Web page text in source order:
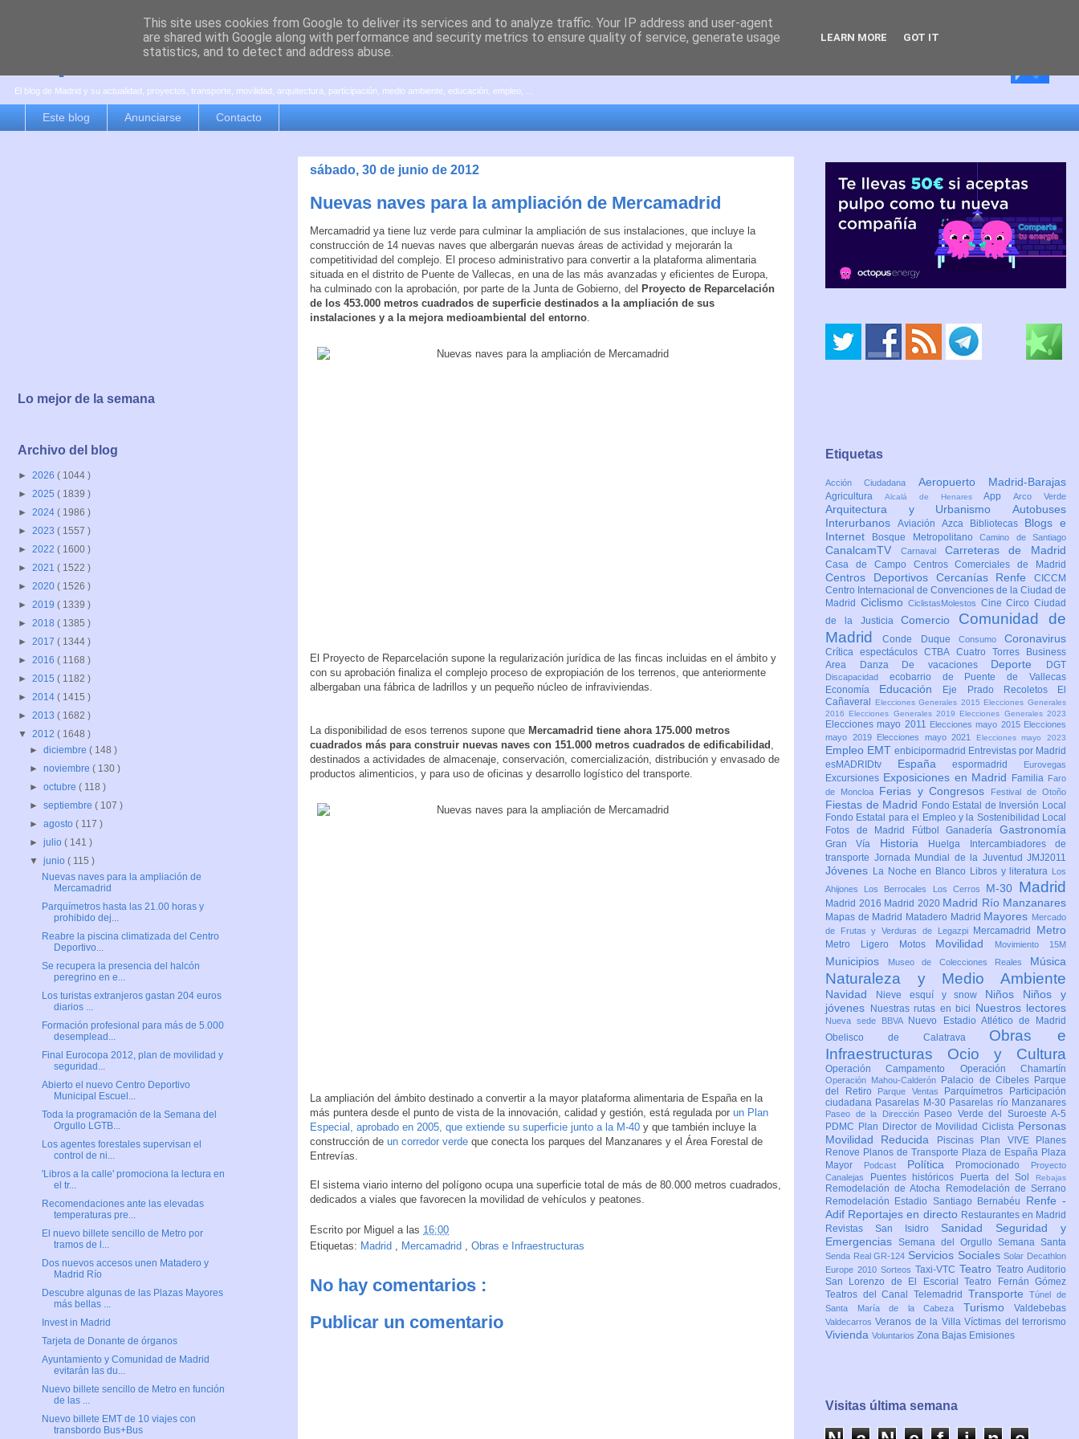
es por madrid
El blog de Madrid y su actualidad, proyectos, transporte, movilidad, arquitectura, participación, medio ambiente, educación, empleo, ...
Este blog Anunciarse Contacto
sábado, 30 de junio de 2012
Nuevas naves para la ampliación de Mercamadrid
Mercamadrid ya tiene luz verde para culminar la ampliación de sus instalaciones, que incluye la
construcción de 14 nuevas naves que albergarán nuevas áreas de actividad y mejorarán la
competitividad del complejo. El proceso administrativo para convertir a la plataforma alimentaria
situada en el distrito de Puente de Vallecas, en una de las más avanzadas y eficientes de Europa,
ha culminado con la aprobación, por parte de la Junta de Gobierno, del Proyecto de Reparcelación
de los 453.000 metros cuadrados de superficie destinados a la ampliación de sus
instalaciones y a la mejora medioambiental del entorno
El Proyecto de Reparcelación supone la regularización jurídica de las fincas incluidas en el ámbito y
con su aprobación finaliza el complejo proceso de expropiación de los terrenos, que anteriormente
albergaban una fábrica de ladrillos y un pequeño núcleo de infraviviendas.
La disponibilidad de esos terrenos supone que Mercamadrid tiene ahora 175.000 metros
cuadrados más para construir nuevas naves con 151.000 metros cuadrados de edificabilidad
destinados a actividades de almacenaje, conservación, comercialización, distribución y envasado de
productos alimenticios, y para uso de oficinas y desarrollo logístico del transporte.
La ampliación del ámbito destinado a convertir a la mayor plataforma alimentaria de España en la
más puntera desde el punto de vista de la innovación, calidad y gestión, está regulada por un Plan
Especial, aprobado en 2005, que extiende su superficie junto a la M-40 y que también incluye la
construcción de un corredor verde que conecta los parques del Manzanares y el Área Forestal de
Entrevías.
El sistema viario interno del polígono ocupa una superficie total de más de 80.000 metros cuadrados,
dedicados a viales que favorecen la movilidad de vehículos y peatones.
Escrito por Miguel a las 16:00
Etiquetas: Madrid , Mercamadrid , Obras e Infraestructuras
No hay comentarios :
Publicar un comentario
Lo mejor de la semana
Archivo del blog
► 2026 ( 1044 )
► 2025 ( 1839 )
► 2024 ( 1986 )
► 2023 ( 1557 )
► 2022 ( 1600 )
► 2021 ( 1522 )
► 2020 ( 1526 )
► 2019 ( 1339 )
► 2018 ( 1385 )
► 2017 ( 1344 )
► 2016 ( 1168 )
► 2015 ( 1182 )
► 2014 ( 1415 )
► 2013 ( 1682 )
▼ 2012 ( 1648 )
►diciembre( 148 )
►noviembre( 130 )
►octubre( 118 )
►septiembre( 107 )
►agosto( 117 )
►julio( 141 )
▼junio( 115 )
Nuevas naves para la ampliación de
Mercamadrid
Parquímetros hasta las 21.00 horas y
prohibido dej...
Reabre la piscina climatizada del Centro
Deportivo...
Se recupera la presencia del halcón
peregrino en e...
Los turistas extranjeros gastan 204 euros
diarios ...
Formación profesional para más de 5.000
desemplead...
Final Eurocopa 2012, plan de movilidad y
seguridad...
Abierto el nuevo Centro Deportivo
Municipal Escuel...
Toda la programación de la Semana del
Orgullo LGTB...
Los agentes forestales supervisan el
control de ni...
'Libros a la calle' promociona la lectura en
el tr...
Recomendaciones ante las elevadas
temperaturas pre...
El nuevo billete sencillo de Metro por
tramos de l...
Dos nuevos accesos unen Matadero y
Madrid Río
Descubre algunas de las Plazas Mayores
más bellas ...
Invest in Madrid
Tarjeta de Donante de órganos
Ayuntamiento y Comunidad de Madrid
evitarán las du...
Nuevo billete sencillo de Metro en función
de las ...
Nuevo billete EMT de 10 viajes con
transbordo Bus+Bus
Etiquetas
Acción Ciudadana Aeropuerto Madrid-Barajas
Agricultura Alcalá de HenaresAppArco Verde
Arquitectura y Urbanismo Autobuses
Interurbanos Aviación Azca Bibliotecas Blogs e
Internet
Bosque MetropolitanoCamino de Santiago
CanalcamTV Carnaval Carreteras de Madrid
Casa de Campo Centros Comerciales de Madrid
Centros Deportivos Cercanías Renfe CICCM
Centro Internacional de Convenciones de la Ciudad de
Madrid CiclismoCiclistasMolestos CineCircoCiudad
de la JusticiaComercio Comunidad de
MadridConde Duque Consumo Coronavirus
Crítica espectáculosCTBA Cuatro Torres Business
Area
Danza De vacaciones Deporte DGT
Discapacidad ecobarrio de Puente de Vallecas
Economía Educación Eje Prado Recoletos
El
Cañaveral
Elecciones Generales 2015 Elecciones Generales
2016 Elecciones Generales 2019 Elecciones Generales 2023
Elecciones mayo 2011 Elecciones mayo 2015 Elecciones
mayo 2019
Elecciones mayo 2021 Elecciones mayo 2023
Empleo EMT enbicipormadrid Entrevistas por Madrid
esMADRIDtv Españaespormadrid Eurovegas
Excursiones Exposiciones en Madrid Familia Faro
de Moncloa
Ferias y Congresos Festival de Otoño
Fiestas de Madrid Fondo Estatal de Inversión Local
Fondo Estatal para el Empleo y la Sostenibilidad Local
Fotos de Madrid
FútbolGanaderíaGastronomía
Gran Vía Historia Huelga
Intercambiadores de
transporte Jornada Mundial de la Juventud JMJ2011
Jóvenes La Noche en Blanco Libros y literatura
Los
Ahijones
Los Berrocales Los Cerros M-30 Madrid
Madrid 2016 Madrid 2020 Madrid Río Manzanares
Mapas de Madrid Matadero Madrid Mayores Mercado
de Frutas y Verduras de Legazpi
Mercamadrid Metro
Metro Ligero Motos Movilidad Movimiento 15M
Municipios Museo de Colecciones Reales Música
Naturaleza y Medio Ambiente
Navidad Nieve esquí y snow Niños Niños y
jóvenes
Nuestras rutas en bici Nuestros lectores
Nueva sede BBVA
Nuevo Estadio Atlético de Madrid
Obelisco de Calatrava Obras e
Infraestructuras Ocio y Cultura
Operación Campamento Operación Chamartín
Operación Mahou-Calderón Palacio de Cibeles Parque
del Retiro
Parque Ventas Parquímetros
Participación
ciudadana Pasarelas M-30 Pasarelas río Manzanares
Paseo de la Dirección
Paseo Verde del Suroeste A-5
PDMC Plan Director de Movilidad Ciclista Personas
Movilidad Reducida
Piscinas Plan VIVE
Planes
Renove Planos de Transporte Plaza de España Plaza
Mayor
Podcast Política Promocionado
Proyecto
Canalejas
Puentes históricos Puerta del Sol Rebajas
Remodelación de Atocha
Remodelación de Serrano
Remodelación Estadio Santiago Bernabéu Renfe -
Adif Reportajes en directo Restaurantes en Madrid
Revistas San Isidro Sanidad Seguridad y
Emergencias Semana del Orgullo Semana Santa
Senda Real GR-124 Servicios SocialesSolar Decathlon
Europe 2010 Sorteos Taxi-VTC Teatro Teatro Auditorio
San Lorenzo de El EscorialTeatro Fernán Gómez
Teatros del Canal Telemadrid TransporteTúnel de
Santa María de la Cabeza Turismo Valdebebas
ValdecarrosVeranos de la VillaVíctimas del terrorismo
Vivienda Voluntarios Zona Bajas Emisiones
Visitas última semana
This site uses cookies from Google to deliver its services and to analyze traffic. Your IP address and user-agent
are shared with Google along with performance and security metrics to ensure quality of service, generate usage
statistics, and to detect and address abuse.
LEARN MORE GOT IT